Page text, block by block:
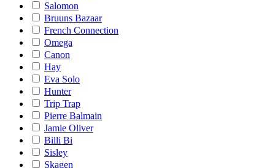
Salomon
Bruuns Bazaar
French Connection
Omega
Canon
Hay
Eva Solo
Hunter
Trip Trap
Pierre Balmain
Jamie Oliver
Billi Bi
Sisley
Skagen